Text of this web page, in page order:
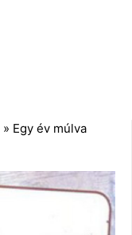
» Egy év múlva